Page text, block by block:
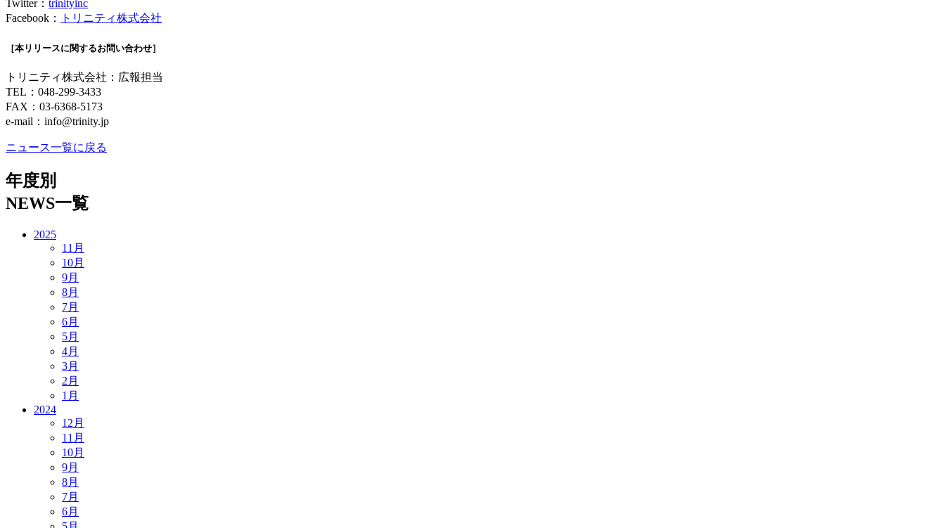
Twitter： trinityinc
Facebook：
トリニティ株式会社
［本リリースに関するお問い合わせ］
トリニティ株式会社：広報担当
TEL：048-299-3433
FAX：03-6368-5173
e-mail： info@trinity.jp
ニュース一覧に戻る
年度別
NEWS一覧
2025
11月
10月
9月
8月
7月
6月
5月
4月
3月
2月
1月
2024
12月
11月
10月
9月
8月
7月
6月